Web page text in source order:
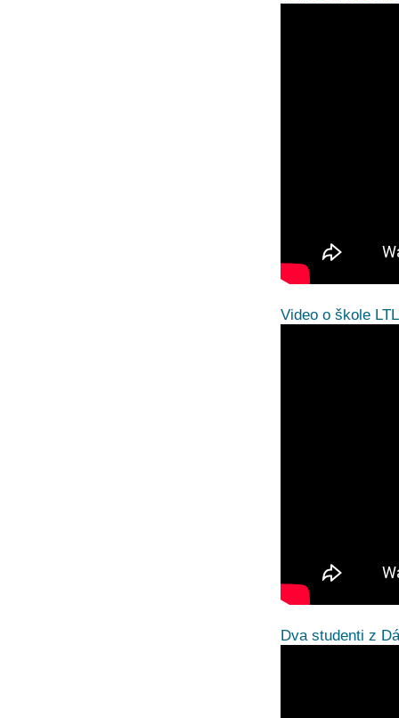
Video o škole
Dva studenti z